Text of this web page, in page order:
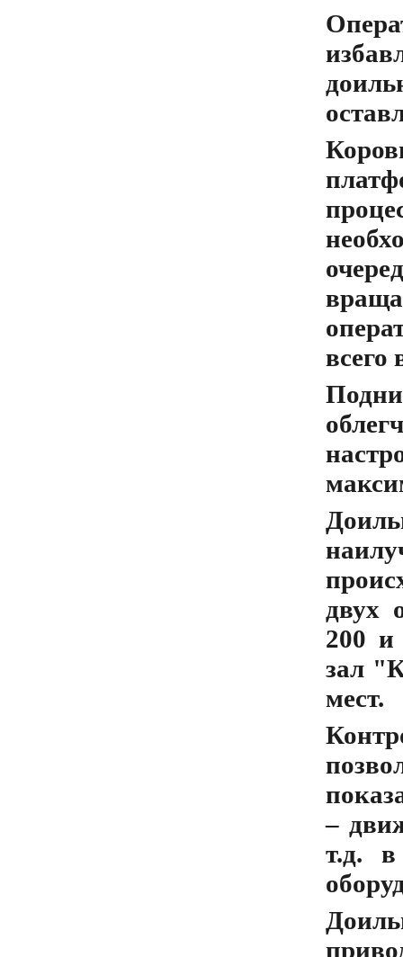
всего
двух
200 и
зал
мест.
–
т.д. в